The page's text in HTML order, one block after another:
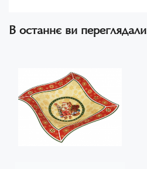
В останнє ви переглядали